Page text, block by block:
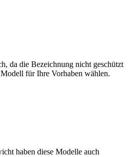
da die Bezeichnung nicht geschützt
für Ihre Vorhaben wählen.
haben diese Modelle auch